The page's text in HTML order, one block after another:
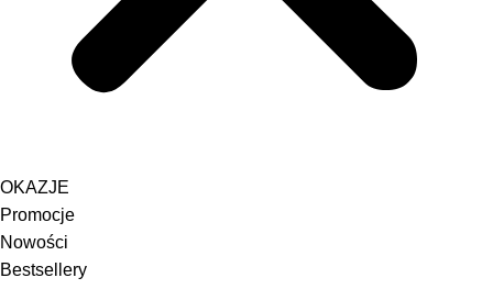
OKAZJE
Promocje
Nowości
Bestsellery